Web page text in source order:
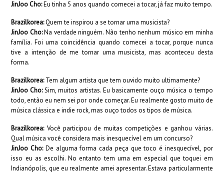
JinJoo Cho:Eu tinha 5 anos quando comecei a tocar, já faz muito tempo.
Brazilkorea:Quem te inspirou a se tornar uma musicista?
JinJoo Cho:Na verdade ninguém. Não tenho nenhum músico em minha
família. Foi uma coincidência quando comecei a tocar, porque nunca
tive a intenção de me tornar uma musicista, mas aconteceu desta
forma.
Brazilkorea:Tem algum artista que tem ouvido muito ultimamente?
JinJoo Cho:Sim, muitos artistas. Eu basicamente ouço música o tempo
todo, então eu nem sei por onde começar. Eu realmente gosto muito de
música clássica e indie rock, mas ouço todos os tipos de música.
Brazilkorea:Você participou de muitas competições e ganhou várias.
Qual música você considera mais inesquecível em um concurso?
JinJoo Cho:De alguma forma cada peça que toco é inesquecível, por
isso eu as escolhi. No entanto tem uma em especial que toquei em
Indianópolis, que eu realmente amei apresentar. Estava particularmente